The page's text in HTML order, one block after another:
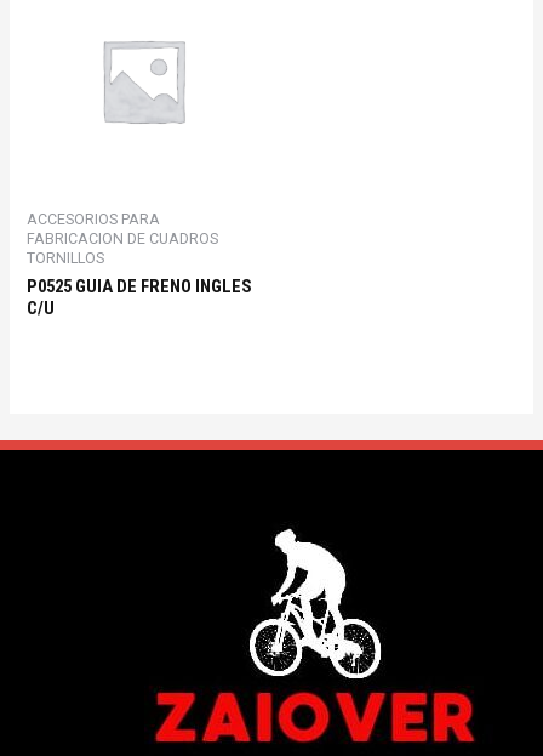
ACCESORIOS PARA
FABRICACION DE CUADROS
TORNILLOS
P0525 GUIA DE FRENO INGLES
C/U